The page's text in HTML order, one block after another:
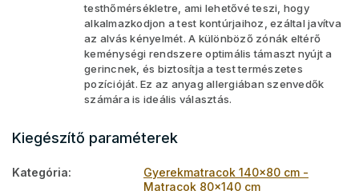
testhőmérsékletre, ami lehetővé teszi, hogy
alkalmazkodjon a test kontúrjaihoz, ezáltal javítva
az alvás kényelmét. A különböző zónák eltérő
keménységi rendszere optimális támaszt nyújt a
gerincnek, és biztosítja a test természetes
pozícióját. Ez az anyag allergiában szenvedők
számára is ideális választás.
Kiegészítő paraméterek
Kategória:
Gyerekmatracok 140x80 cm -
Matracok 80x140 cm